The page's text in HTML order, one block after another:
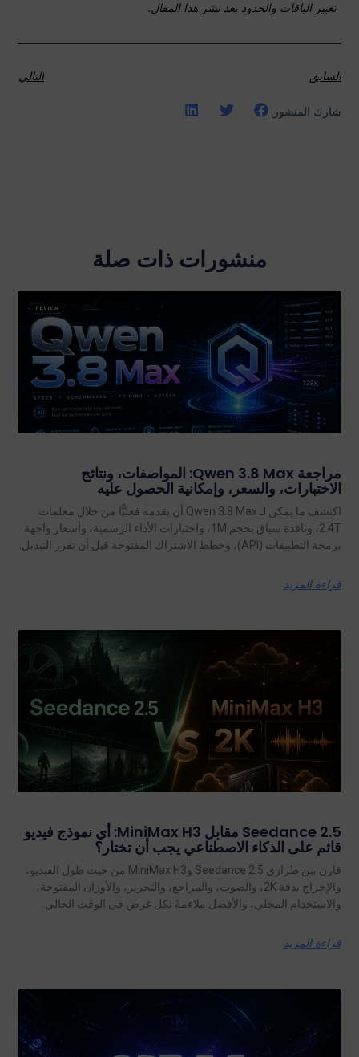
تغيير الباقات والحدود بعد نشر هذا المقال.
السابق التالي
شارك المنشور:
منشورات ذات صلة
مراجعة Qwen 3.8 Max: المواصفات، ونتائج
الاختبارات، والسعر، وإمكانية الحصول عليه
اكتشف ما يمكن لـ Qwen 3.8 Max أن يقدمه فعليًّا من خلال معلمات
2.4T، ونافذة سياق بحجم 1M، واختبارات الأداء الرسمية، وأسعار واجهة
برمجة التطبيقات (API)، وخطط الاشتراك المفتوحة قبل أن تقرر التبديل.
قراءة المزيد
Seedance 2.5 مقابل MiniMax H3: أي نموذج فيديو
قائم على الذكاء الاصطناعي يجب أن تختار؟
قارن بين طرازي Seedance 2.5 وMiniMax H3 من حيث طول الفيديو،
والإخراج بدقة 2K، والصوت، والمراجع، والتحرير، والأوزان المفتوحة،
والاستخدام المحلي، والأفضل ملاءمةً لكل غرض في الوقت الحالي.
قراءة المزيد